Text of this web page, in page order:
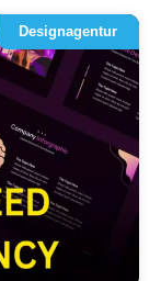
Designagentur